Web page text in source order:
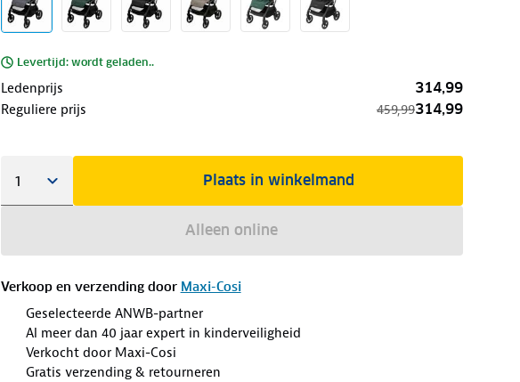
Levertijd: wordt geladen..
Ledenprijs 314,99
Reguliere prijs 459,99314,99
Plaats in winkelmand
Alleen online
Verkoop en verzending door Maxi-Cosi
Geselecteerde ANWB-partner
Al meer dan 40 jaar expert in kinderveiligheid
Verkocht door Maxi-Cosi
Gratis verzending & retourneren